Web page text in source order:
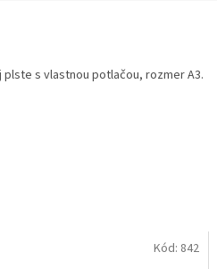
Kód: 842
s vlastnou potlačou, rozmer A3.